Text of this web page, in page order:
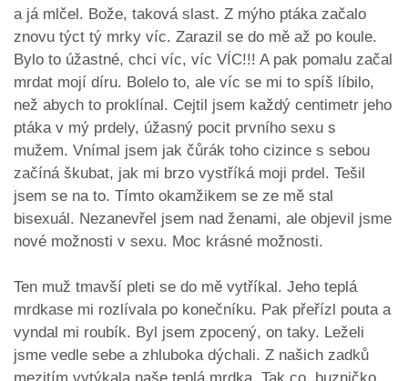
a já mlčel. Bože, taková slast. Z mýho ptáka začalo
znovu týct tý mrky víc. Zarazil se do mě až po koule.
Bylo to úžastné, chci víc, víc VÍC!!! A pak pomalu začal
mrdat mojí díru. Bolelo to, ale víc se mi to spíš líbilo,
než abych to proklínal. Cejtil jsem každý centimetr jeho
ptáka v mý prdely, úžasný pocit prvního sexu s
mužem. Vnímal jsem jak čůrák toho cizince s sebou
začíná škubat, jak mi brzo vystříká moji prdel. Tešil
jsem se na to. Tímto okamžikem se ze mě stal
bisexuál. Nezanevřel jsem nad ženami, ale objevil jsme
nové možnosti v sexu. Moc krásné možnosti.
Ten muž tmavší pleti se do mě vytříkal. Jeho teplá
mrdkase mi rozlívala po konečníku. Pak přeřízl pouta a
vyndal mi roubík. Byl jsem zpocený, on taky. Leželi
jsme vedle sebe a zhluboka dýchali. Z našich zadků